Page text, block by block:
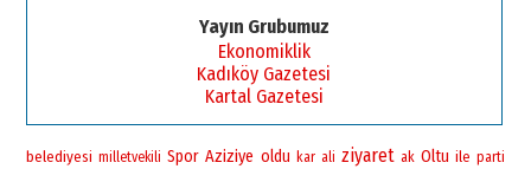
Yayın Grubumuz
Ekonomiklik
Kadıköy Gazetesi
Kartal Gazetesi
belediyesi milletvekili Spor Aziziye oldu kar ali ziyaret ak Oltu ile parti